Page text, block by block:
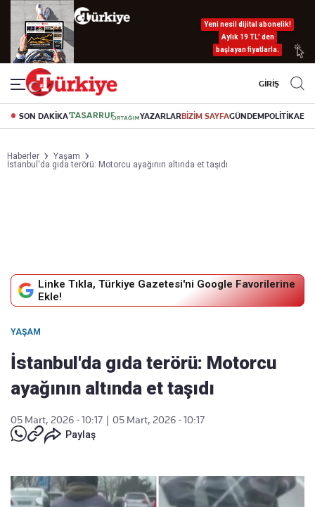
Yeni nesil dijital abonelik!
Aylık 19 TL’ den
başlayan fiyatlarla.
GİRİŞ
SON DAKİKA YAZARLARBİZİM SAYFAGÜNDEMPOLİTİKA
Haberler
Yaşam
İstanbul'da gıda terörü: Motorcu ayağının altında et taşıdı
Linke Tıkla, Türkiye Gazetesi'ni Google Favorilerine
Ekle!
YAŞAM
İstanbul'da gıda terörü: Motorcu
ayağının altında et taşıdı
05 Mart, 2026 - 10:17
05 Mart, 2026 - 10:17
Paylaş